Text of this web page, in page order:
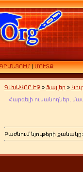
ԳՐԱՆՑՈՒՄ|ՄՈՒՏՔ
ԳԼԽԱՎՈՐ ԷՋ » Ֆայլեր »
Հարգելի ուսանողներ,
Բաժնում նյութերի քանակը: